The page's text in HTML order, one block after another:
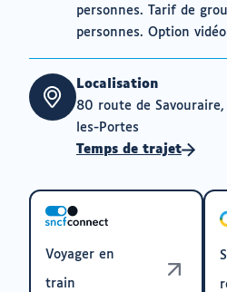
personnes. Tarif de
personnes. Option
Localisation
80 route de
les-Portes
Temps de trajet
Voyager en
train